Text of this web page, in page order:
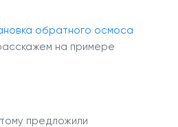
обратного осмоса
на примере
предложили